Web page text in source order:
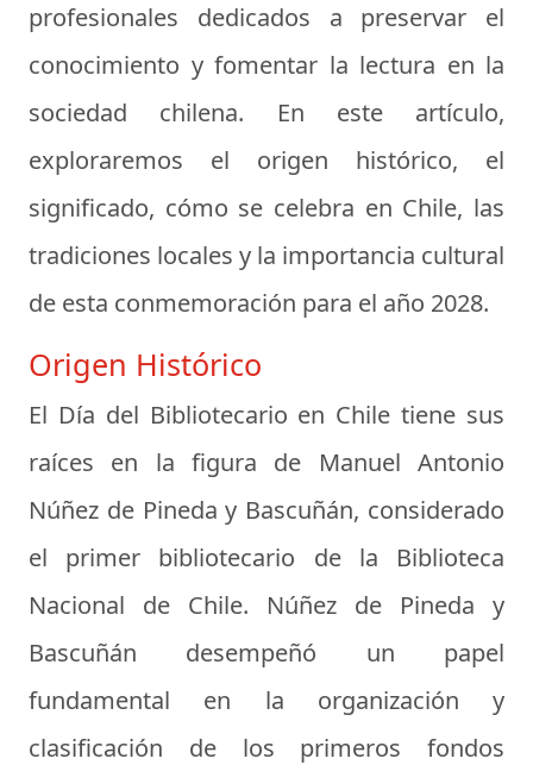
profesionales dedicados a preservar el
conocimiento y fomentar la lectura en la
sociedad chilena. En este artículo,
exploraremos el origen histórico, el
significado, cómo se celebra en Chile, las
tradiciones locales y la importancia cultural
de esta conmemoración para el año 2028.
Origen Histórico
El Día del Bibliotecario en Chile tiene sus
raíces en la figura de Manuel Antonio
Núñez de Pineda y Bascuñán, considerado
el primer bibliotecario de la Biblioteca
Nacional de Chile. Núñez de Pineda y
Bascuñán desempeñó un papel
fundamental en la organización y
clasificación de los primeros fondos